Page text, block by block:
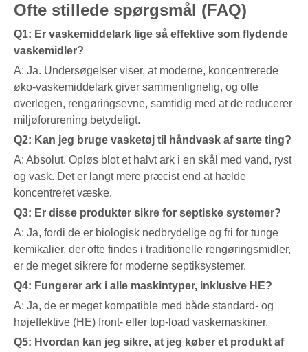
Ofte stillede spørgsmål (FAQ)
Q1: Er vaskemiddelark lige så effektive som flydende
vaskemidler?
A: Ja. Undersøgelser viser, at moderne, koncentrerede
øko-vaskemiddelark giver sammenlignelig, og ofte
overlegen, rengøringsevne, samtidig med at de reducerer
miljøforurening betydeligt.
Q2: Kan jeg bruge vasketøj til håndvask af sarte ting?
A: Absolut. Opløs blot et halvt ark i en skål med vand, ryst
og vask. Det er langt mere præcist end at hælde
koncentreret væske.
Q3: Er disse produkter sikre for septiske systemer?
A: Ja, fordi de er biologisk nedbrydelige og fri for tunge
kemikalier, der ofte findes i traditionelle rengøringsmidler,
er de meget sikrere for moderne septiksystemer.
Q4: Fungerer ark i alle maskintyper, inklusive HE?
A: Ja, de er meget kompatible med både standard- og
højeffektive (HE) front- eller top-load vaskemaskiner.
Q5: Hvordan kan jeg sikre, at jeg køber et produkt af